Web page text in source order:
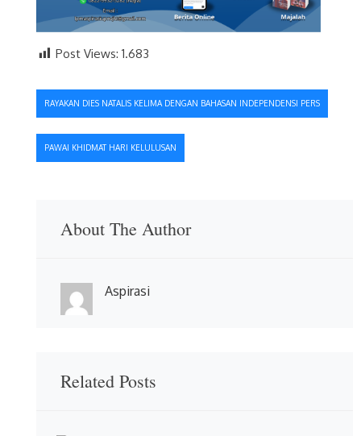
Post Views: 1.683
Navigasi
pos
RAYAKAN DIES NATALIS KELIMA DENGAN BAHASAN INDEPENDENSI PERS
PAWAI KHIDMAT HARI KELULUSAN
About The Author
Aspirasi
Related Posts